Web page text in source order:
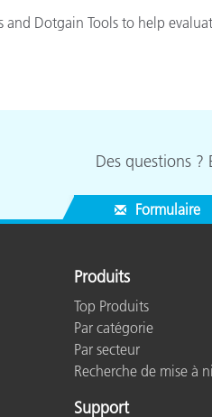
and Dotgain Tools to help
Des questions ?
Formulaire
Produits
Top Produits
Par catégorie
Par secteur
Recherche de mise à
Support